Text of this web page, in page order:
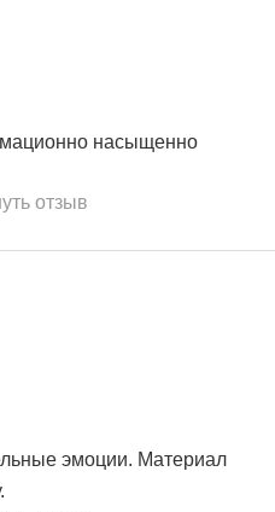
насыщенно
отзыв
эмоции. Материал